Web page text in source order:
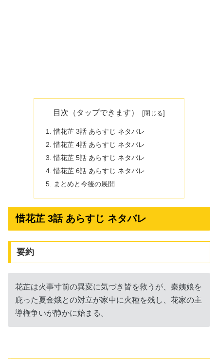
目次（タップできます）
惜花芷 3話 あらすじ ネタバレ
惜花芷 4話 あらすじ ネタバレ
惜花芷 5話 あらすじ ネタバレ
惜花芷 6話 あらすじ ネタバレ
まとめと今後の展開
惜花芷 3話 あらすじ ネタバレ
要約
花芷は火事寸前の異変に気づき皆を救うが、秦姨娘を
庇った夏金娥との対立が家中に火種を残し、花家の主
導権争いが静かに始まる。